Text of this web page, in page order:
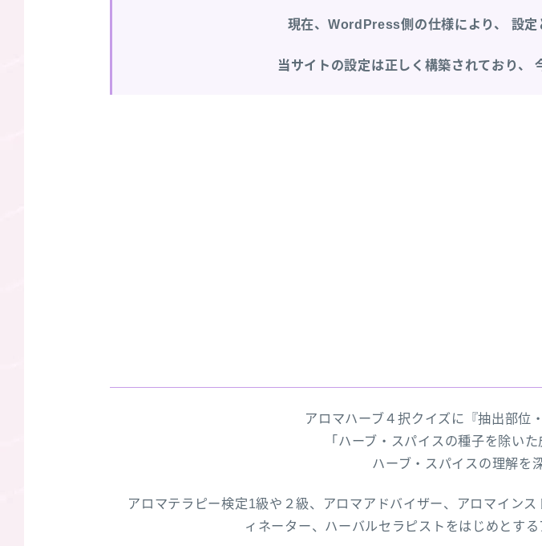
現在、WordPress側の仕様により、 設定
当サイトの設定は正しく構築されており、
アロマハーブ４択クイズに『抽出部位
「ハーブ・スパイスの種子を除い
ハーブ・スパイスの理解を
アロマテラピー検定1級や２級、アロマアドバイザー、アロマイン
ィネーター、ハーバルセラピストをはじめとす